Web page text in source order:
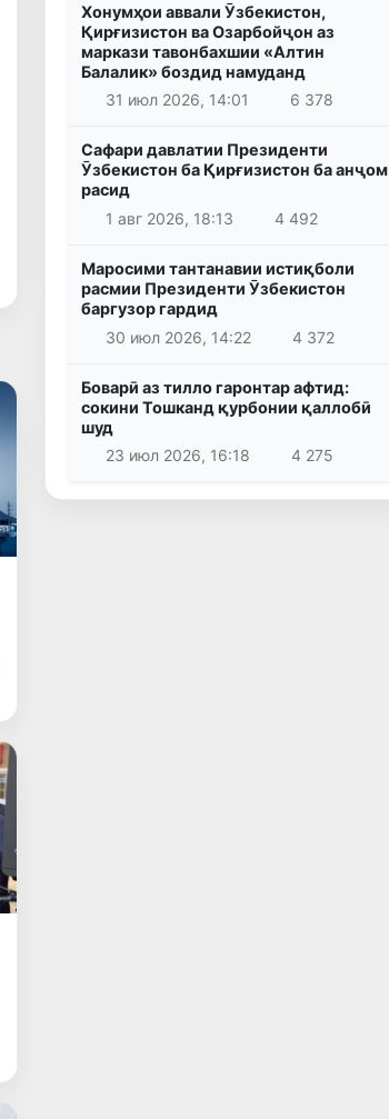
Хонумҳои аввали Ӯзбекистон,
Қирғизистон ва Озарбойҷон аз
маркази тавонбахшии «Алтин
Балалик» боздид намуданд
31 июл 2026, 14:01
6 378
Сафари давлатии Президенти
Ӯзбекистон ба Қирғизистон ба анҷом
расид
1 авг 2026, 18:13
4 492
Маросими тантанавии истиқболи
расмии Президенти Ӯзбекистон
баргузор гардид
30 июл 2026, 14:22
4 372
Боварӣ аз тилло гаронтар афтид:
сокини Тошканд қурбонии қаллобӣ
шуд
23 июл 2026, 16:18
4 275